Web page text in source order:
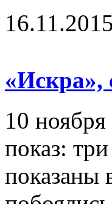
16.11.2015
«Искра»,
10
показ:
показаны